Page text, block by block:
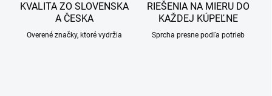
KVALITA ZO SLOVENSKA
A ČESKA
Overené značky, ktoré vydržia
RIEŠENIA NA MIERU DO
KAŽDEJ KÚPEĽNE
Sprcha presne podľa potrieb